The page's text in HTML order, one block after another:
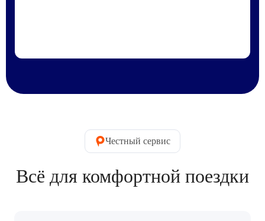
Честный сервис
Всё для комфортной поездки